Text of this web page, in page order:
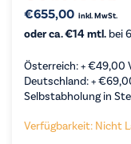
€655,00 inkl. MwSt.
oder ca. €14 mtl. bei
Österreich: +€49,00
Deutschland: +€
Selbstabholung in
Verfügbarkeit: Nicht